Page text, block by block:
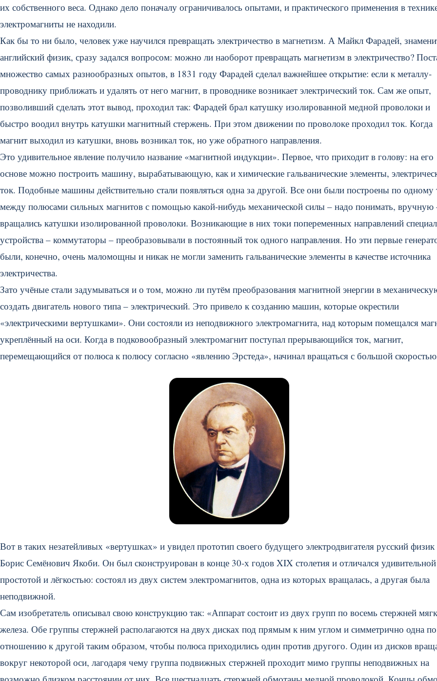
их собственного веса. Однако дело поначалу ограничивалось опытами, и практического применения в
электромагниты не находили.
Как бы то ни было, человек уже научился превращать электричество в магнетизм. А Майкл Фарадей,
английский физик, сразу задался вопросом: можно ли наоборот превращать магнетизм в электричество?
множество самых разнообразных опытов, в 1831 году Фарадей сделал важнейшее открытие: если к металлу-
проводнику приближать и удалять от него магнит, в проводнике возникает электрический ток. Сам же опыт,
позволивший сделать этот вывод, проходил так: Фарадей брал катушку изолированной медной проволоки и
быстро воодил внутрь катушки магнитный стержень. При этом движении по проволоке проходил ток. Когда
магнит выходил из катушки, вновь возникал ток, но уже обратного направления.
Это удивительное явление получило название «магнитной индукции». Первое, что приходит в голову: на его
основе можно построить машину, вырабатывающую, как и химические гальванические элементы,
ток. Подобные машины действительно стали появляться одна за другой. Все они были построены по одному
между полюсами сильных магнитов с помощью какой-нибудь механической силы – надо понимать, вручную
вращались катушки изолированной проволоки. Возникающие в них токи попеременных направлений
устройства – коммутаторы – преобразовывали в постоянный ток одного направления. Но эти первые
были, конечно, очень маломощны и никак не могли заменить гальванические элементы в качестве источника
электричества.
Зато учёные стали задумываться и о том, можно ли путём преобразования магнитной энергии в
создать двигатель нового типа – электрический. Это привело к созданию машин, которые окрестили
«электрическими вертушками». Они состояли из неподвижного электромагнита, над которым помещался
укреплённый на оси. Когда в подковообразный электромагнит поступал прерывающийся ток, магнит,
перемещающийся от полюса к полюсу согласно «явлению Эрстеда», начинал вращаться с большой
Вот в таких незатейливых «вертушках» и увидел прототип своего будущего электродвигателя русский физик
Борис Семёнович Якоби. Он был сконструирован в конце 30-х годов XIX столетия и отличался удивительной
простотой и лёгкостью: состоял из двух систем электромагнитов, одна из которых вращалась, а другая была
неподвижной.
Сам изобретатель описывал свою конструкцию так: «Аппарат состоит из двух групп по восемь стержней
железа. Обе группы стержней располагаются на двух дисках под прямым к ним углом и симметрично одна по
отношению к другой таким образом, чтобы полюса приходились один против другого. Один из дисков
вокруг некоторой оси, лагодаря чему группа подвижных стержней проходит мимо группы неподвижных на